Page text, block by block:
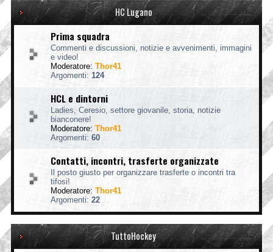
HC Lugano
Prima squadra
Commenti e discussioni, notizie e avvenimenti, immagini
e video!
Moderatore: Thor41
Argomenti: 124
HCL e dintorni
Ladies, Ceresio, settore giovanile, storia, notizie
bianconere!
Moderatore: Thor41
Argomenti: 60
Contatti, incontri, trasferte organizzate
Il posto giusto per organizzare trasferte o incontri tra
tifosi!
Moderatore: Thor41
Argomenti: 22
TuttoHockey